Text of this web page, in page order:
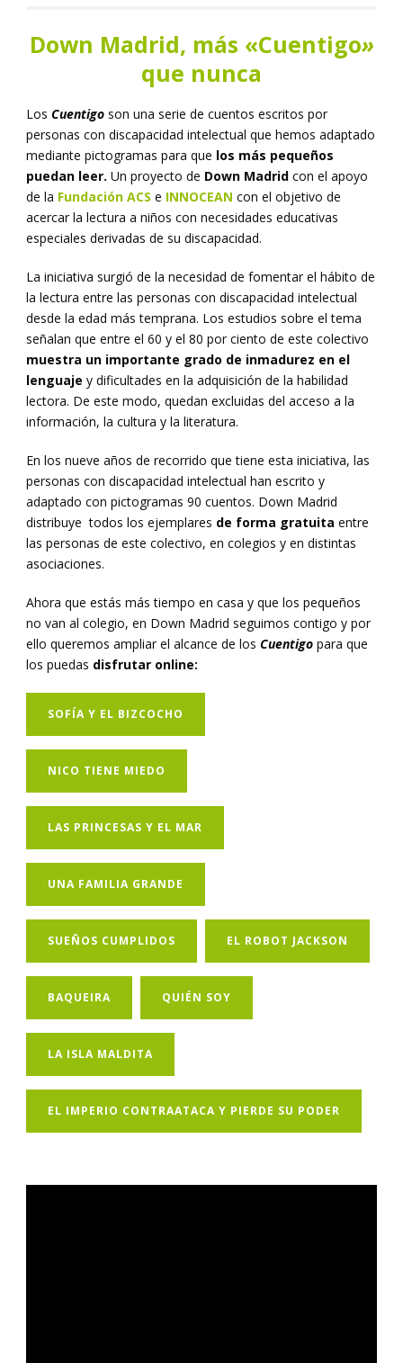
Down Madrid, más «Cuentigo»
que nunca
Los Cuentigo son una serie de cuentos escritos por
personas con discapacidad intelectual que hemos adaptado
mediante pictogramas para que los más pequeños
puedan leer. Un proyecto de Down Madrid con el apoyo
de la Fundación ACS e INNOCEAN con el objetivo de
acercar la lectura a niños con necesidades educativas
especiales derivadas de su discapacidad.
La iniciativa surgió de la necesidad de fomentar el hábito de
la lectura entre las personas con discapacidad intelectual
desde la edad más temprana. Los estudios sobre el tema
señalan que entre el 60 y el 80 por ciento de este colectivo
muestra un importante grado de inmadurez en el
lenguaje y dificultades en la adquisición de la habilidad
lectora. De este modo, quedan excluidas del acceso a la
información, la cultura y la literatura.
En los nueve años de recorrido que tiene esta iniciativa, las
personas con discapacidad intelectual han escrito y
adaptado con pictogramas 90 cuentos. Down Madrid
distribuye todos los ejemplares de forma gratuita entre
las personas de este colectivo, en colegios y en distintas
asociaciones.
Ahora que estás más tiempo en casa y que los pequeños
no van al colegio, en Down Madrid seguimos contigo y por
ello queremos ampliar el alcance de los Cuentigo para que
los puedas disfrutar online:
SOFÍA Y EL BIZCOCHO
NICO TIENE MIEDO
LAS PRINCESAS Y EL MAR
UNA FAMILIA GRANDE
SUEÑOS CUMPLIDOS EL ROBOT JACKSON
BAQUEIRA QUIÉN SOY
LA ISLA MALDITA
EL IMPERIO CONTRAATACA Y PIERDE SU PODER